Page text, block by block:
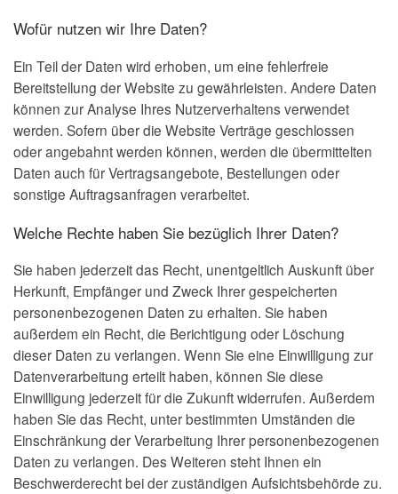
Wofür nutzen wir Ihre Daten?
Ein Teil der Daten wird erhoben, um eine fehlerfreie
Bereitstellung der Website zu gewährleisten. Andere Daten
können zur Analyse Ihres Nutzerverhaltens verwendet
werden. Sofern über die Website Verträge geschlossen
oder angebahnt werden können, werden die übermittelten
Daten auch für Vertragsangebote, Bestellungen oder
sonstige Auftragsanfragen verarbeitet.
Welche Rechte haben Sie bezüglich Ihrer Daten?
Sie haben jederzeit das Recht, unentgeltlich Auskunft über
Herkunft, Empfänger und Zweck Ihrer gespeicherten
personenbezogenen Daten zu erhalten. Sie haben
außerdem ein Recht, die Berichtigung oder Löschung
dieser Daten zu verlangen. Wenn Sie eine Einwilligung zur
Datenverarbeitung erteilt haben, können Sie diese
Einwilligung jederzeit für die Zukunft widerrufen. Außerdem
haben Sie das Recht, unter bestimmten Umständen die
Einschränkung der Verarbeitung Ihrer personenbezogenen
Daten zu verlangen. Des Weiteren steht Ihnen ein
Beschwerderecht bei der zuständigen Aufsichtsbehörde zu.